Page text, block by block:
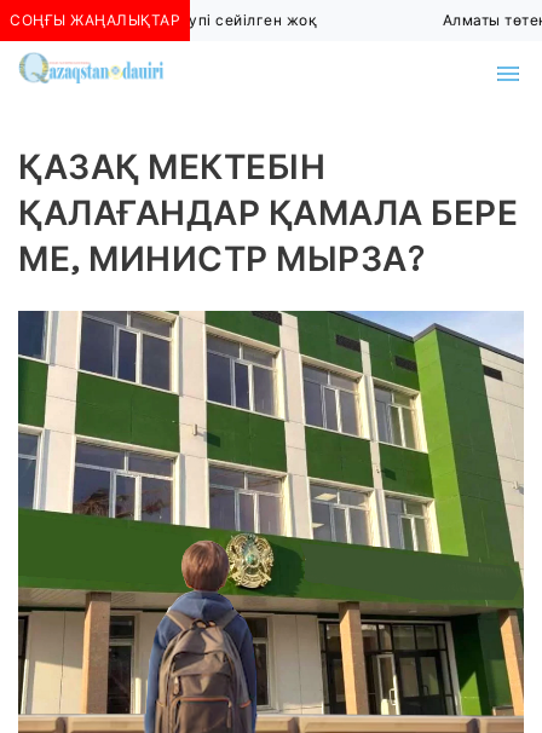
СОҢҒЫ ЖАҢАЛЫҚТАР
Алматыда көшкін қаупі сейілген жоқ Алматы
ҚАЗАҚ МЕКТЕБІН
ҚАЛАҒАНДАР ҚАМАЛА БЕРЕ
МЕ, МИНИСТР МЫРЗА?